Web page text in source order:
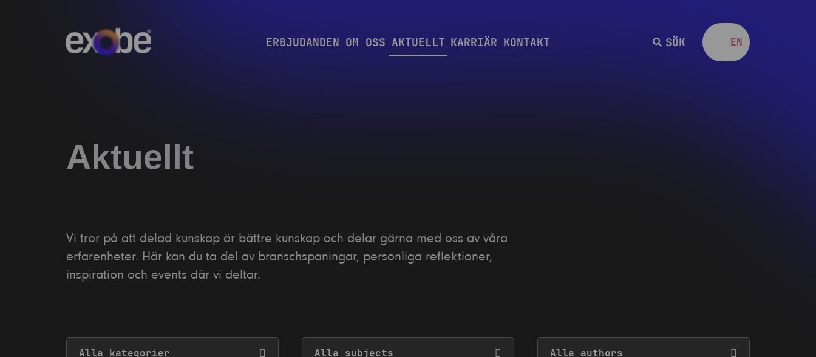
ERBJUDANDEN OM OSS AKTUELLT KARRIÄR KONTAKT SÖK EN
Aktuellt
Vi tror på att delad kunskap är bättre kunskap och delar gärna med oss av våra
erfarenheter. Här kan du ta del av branschspaningar, personliga reflektioner,
inspiration och events där vi deltar.